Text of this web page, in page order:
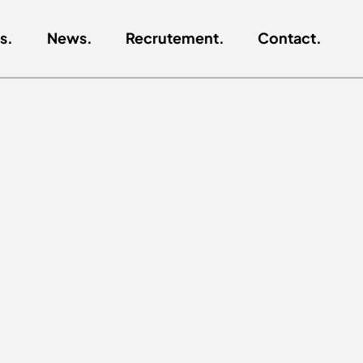
News. Recrutement. Contact.